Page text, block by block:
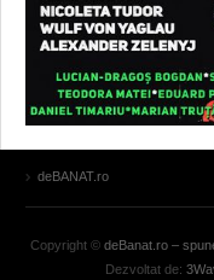
deBANAT.ro
Copyright © deBanat.ro –
Dezvoltat de: